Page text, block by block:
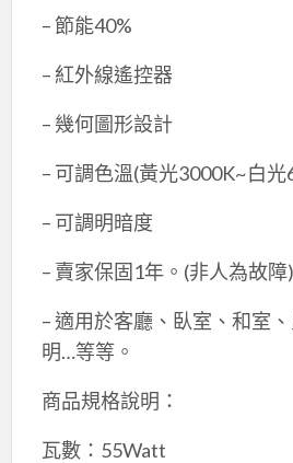
– 節能40%
– 紅外線遙控器
– 幾何圖形設計
– 可調色溫(黃光3000K~白光
– 可調明暗度
– 賣家保固1年。(非人為故障)
– 適用於客廳、臥室、和室
明…等等。
商品規格說明：
瓦數：55Watt